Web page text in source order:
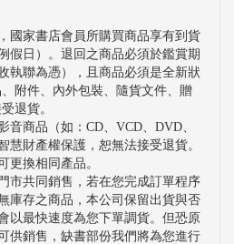
國家書店會員所購買商品享有到貨
假日）。退回之商品必須於鑑賞期
執聯為憑），且商品必須是全新狀
附件、內外包裝、隨貨文件、贈
退貨。
音商品（如：CD、VCD、DVD、
慧財產權保護，恕無法接受退貨。
更換相同產品。
市共同銷售，若在您完成訂單程序
庫存之商品，本公司保留出貨與否
以最快速度為您下單調貨。但恐原
供銷售，缺書部份我們將為您進行